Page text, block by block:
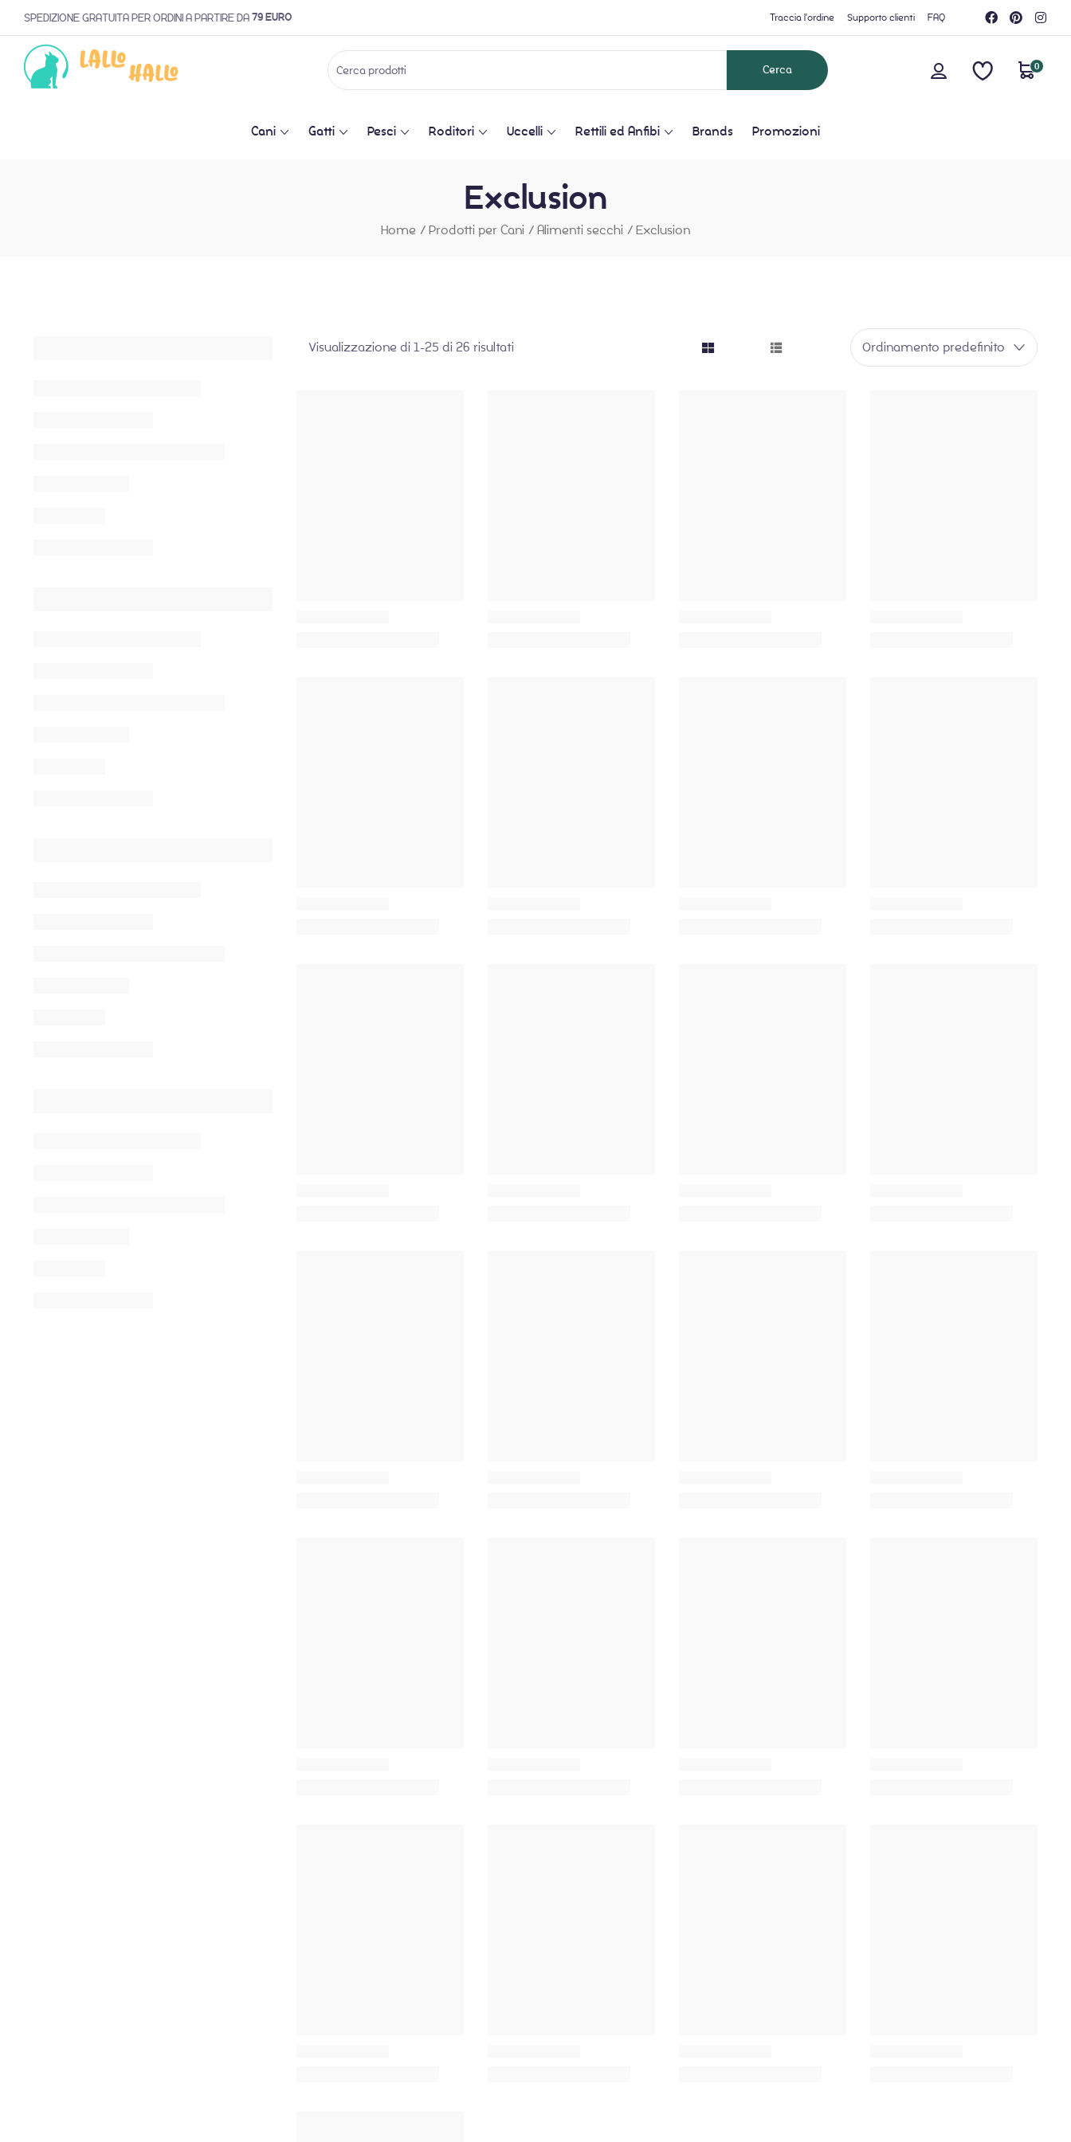
SPEDIZIONE GRATUITA PER ORDINI A PARTIRE DA79 EURO Traccia l'ordine Supporto clienti FAQ
0
Cani Gatti Pesci Roditori Uccelli Rettili ed Anfibi Brands Promozioni
Exclusion
Home / Prodotti per Cani / Alimenti secchi / Exclusion
Visualizzazione di 1-25 di 26 risultati list button Ordinamento predefinito